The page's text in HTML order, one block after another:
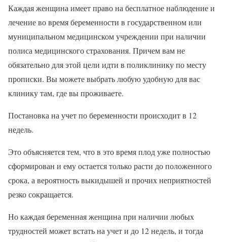
Каждая женщина имеет право на бесплатное наблюдение и
лечение во время беременности в государственном или
муниципальном медицинском учреждении при наличии
полиса медицинского страхования. Причем вам не
обязательно для этой цели идти в поликлинику по месту
прописки. Вы можете выбрать любую удобную для вас
клинику там, где вы проживаете.
Постановка на учет по беременности происходит в 12
недель.
Это объясняется тем, что в это время плод уже полностью
сформирован и ему остается только расти до положенного
срока, а вероятность выкидышей и прочих неприятностей
резко сокращается.
Но каждая беременная женщина при наличии любых
трудностей может встать на учет и до 12 недель, и тогда